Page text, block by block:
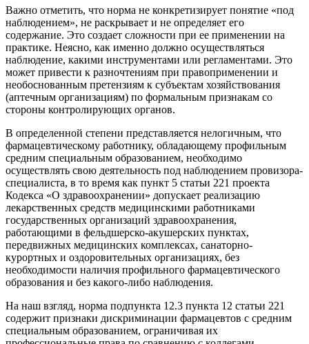
Важно отметить, что норма не конкретизирует понятие «под
наблюдением», не раскрывает и не определяет его
содержание. Это создает сложности при ее применении на
практике. Неясно, как именно должно осуществляться
наблюдение, какими инструментами или регламентами. Это
может привести к разночтениям при правоприменении и
необоснованным претензиям к субъектам хозяйствования
(аптечным организациям) по формальным признакам со
стороны контролирующих органов.
В определенной степени представляется нелогичным, что
фармацевтическому работнику, обладающему профильным
средним специальным образованием, необходимо
осуществлять свою деятельность под наблюдением провизора-
специалиста, в то время как пункт 5 статьи 221 проекта
Кодекса «О здравоохранении» допускает реализацию
лекарственных средств медицинскими работниками
государственных организаций здравоохранения,
работающими в фельдшерско-акушерских пунктах,
передвижных медицинских комплексах, санаторно-
курортных и оздоровительных организациях, без
необходимости наличия профильного фармацевтического
образования и без какого-либо наблюдения.
На наш взгляд, норма подпункта 12.3 пункта 12 статьи 221
содержит признаки дискриминации фармацевтов с средним
специальным образованием, ограничивая их